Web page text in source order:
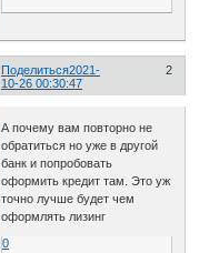
Поделиться 2
2021-
10-26 00:30:47
А почему вам повторно не
обратиться но уже в другой
банк и попробовать
оформить кредит там. Это уж
точно лучше будет чем
оформлять лизинг
0